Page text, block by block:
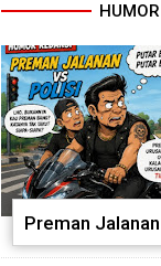
Preman